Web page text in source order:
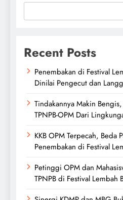
Recent Posts
Penembakan di Festival
Dinilai Pengecut dan
Tindakannya Makin
TPNPB-OPM Dari
KKB OPM Terpecah, Beda
Penembakan di Festival
Petinggi OPM dan
TPNPB di Festival Lembah